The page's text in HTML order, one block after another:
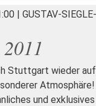
| GUSTAV-
Stuttgart wieder
und